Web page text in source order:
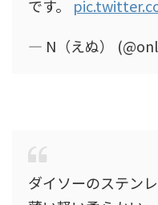
です。
— N（えぬ）
ダイソーのステン